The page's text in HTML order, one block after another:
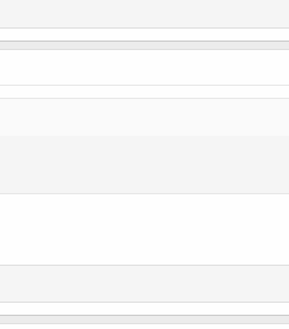
کلیک کنید تا باز شود...